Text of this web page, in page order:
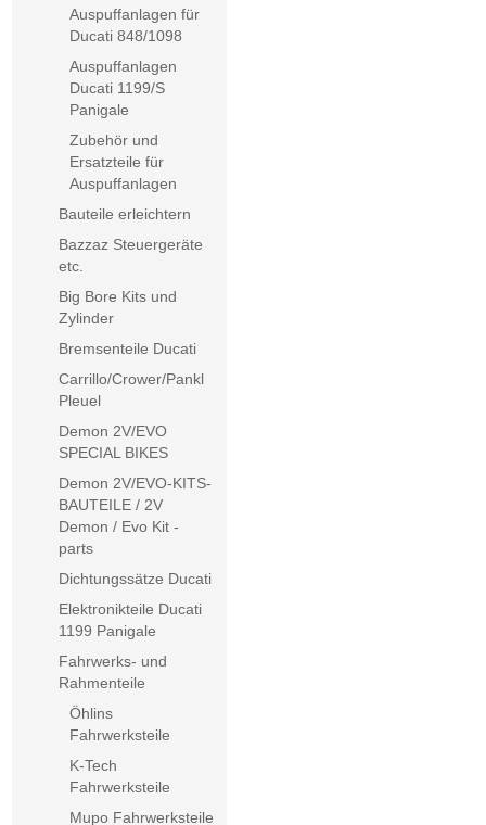
Auspuffanlagen für
Ducati 848/1098
Auspuffanlagen
Ducati 1199/S
Panigale
Zubehör und
Ersatzteile für
Auspuffanlagen
Bauteile erleichtern
Bazzaz Steuergeräte
etc.
Big Bore Kits und
Zylinder
Bremsenteile Ducati
Carrillo/Crower/Pankl
Pleuel
Demon 2V/EVO
SPECIAL BIKES
Demon 2V/EVO-KITS-
BAUTEILE / 2V
Demon / Evo Kit -
parts
Dichtungssätze Ducati
Elektronikteile Ducati
1199 Panigale
Fahrwerks- und
Rahmenteile
Öhlins
Fahrwerksteile
K-Tech
Fahrwerksteile
Mupo Fahrwerksteile